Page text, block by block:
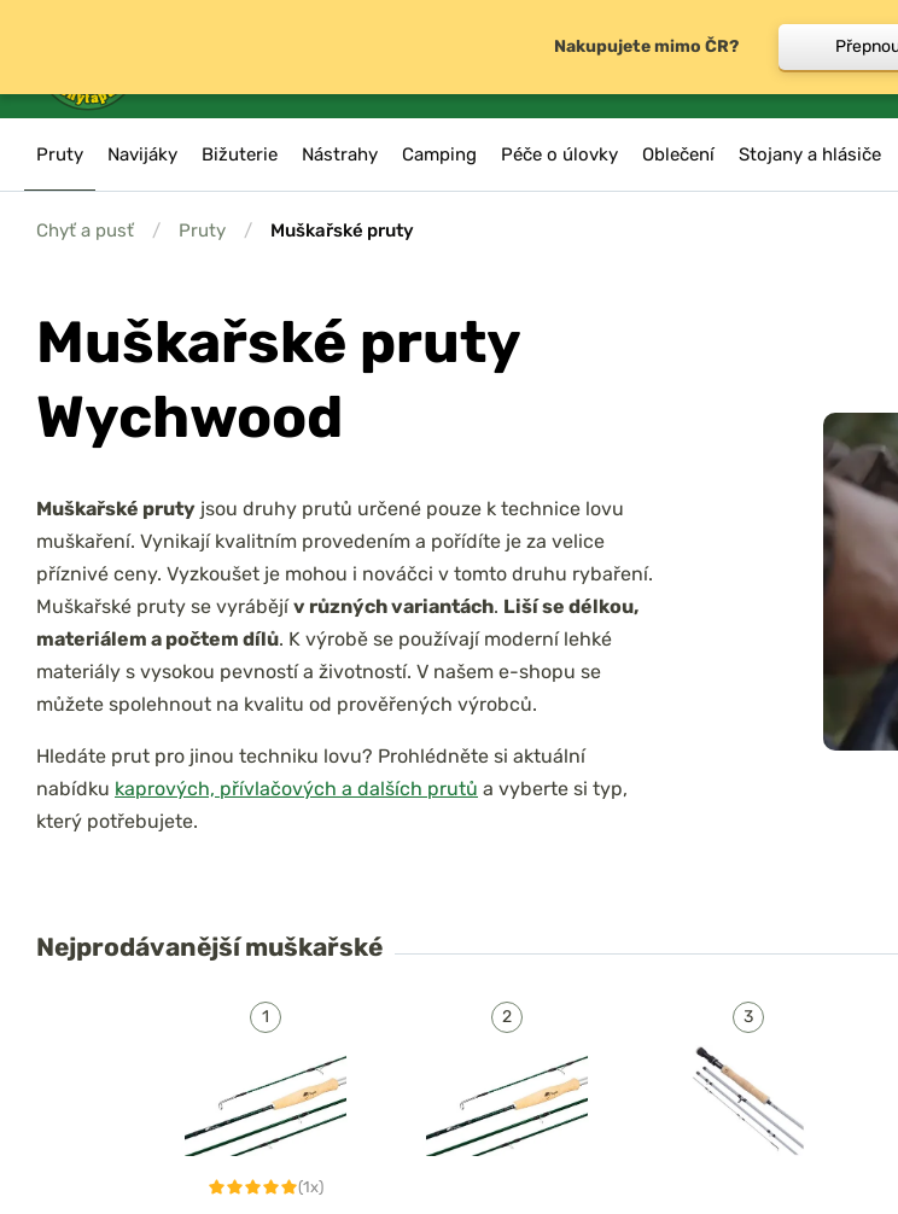
Pruty Navijáky Bižuterie Nástrahy Camping Péče o úlovky Oblečení Stojany a hlásiče
Chyť a pusť / Pruty / Muškařské pruty
Muškařské pruty
Wychwood
Muškařské pruty jsou druhy prutů určené pouze k technice lovu
muškaření. Vynikají kvalitním provedením a pořídíte je za velice
příznivé ceny. Vyzkoušet je mohou i nováčci v tomto druhu rybaření.
Muškařské pruty se vyrábějív různých variantách. Liší se délkou,
materiálem a počtem dílů. K výrobě se používají moderní lehké
materiály s vysokou pevností a životností. V našem e-shopu se
můžete spolehnout na kvalitu od prověřených výrobců.
Hledáte prut pro jinou techniku lovu? Prohlédněte si aktuální
nabídku kaprových, přívlačových a dalších prutů a vyberte si typ,
který potřebujete.
Nejprodávanějšímuškařské
(1x)
Nakupujete mimo ČR?